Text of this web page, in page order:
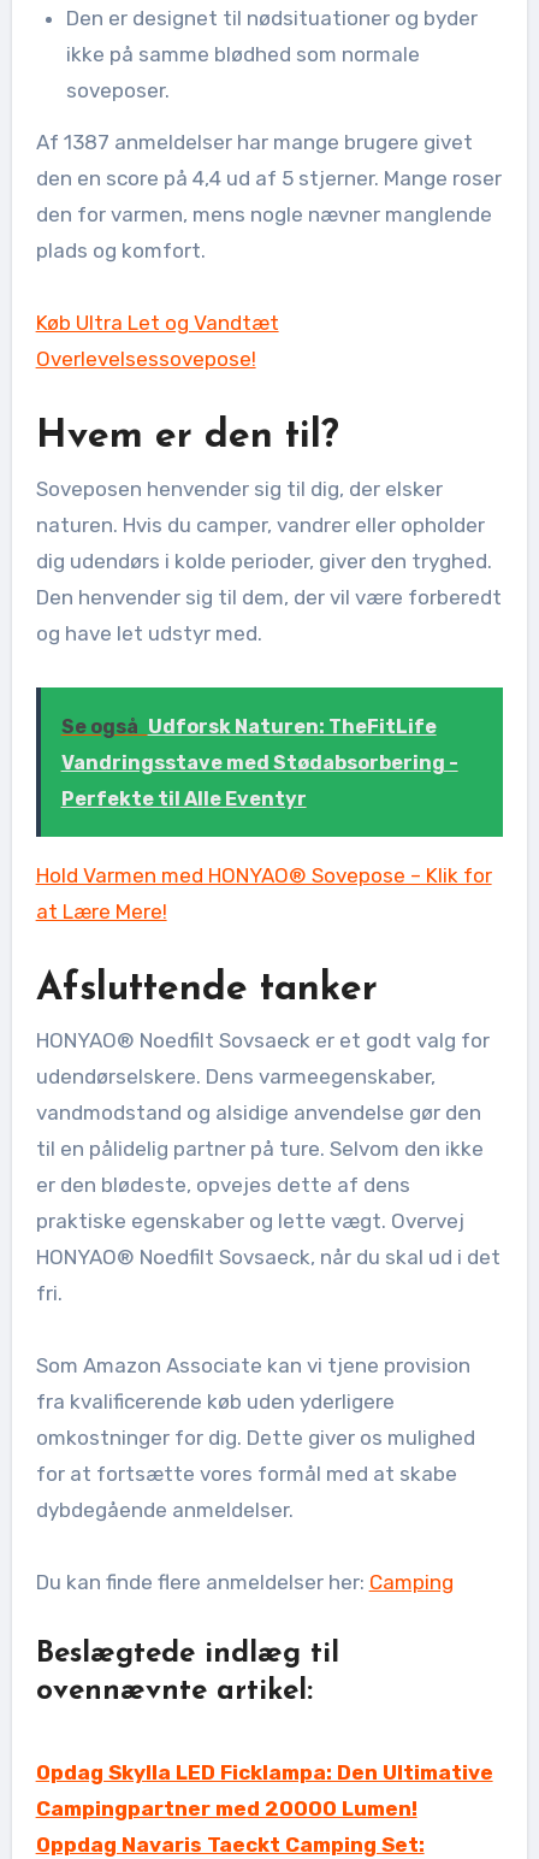
Den er designet til nødsituationer og byder
ikke på samme blødhed som normale
soveposer.
Af 1387 anmeldelser har mange brugere givet
den en score på 4,4 ud af 5 stjerner. Mange roser
den for varmen, mens nogle nævner manglende
plads og komfort.
Køb Ultra Let og Vandtæt
Overlevelsessovepose!
Hvem er den til?
Soveposen henvender sig til dig, der elsker
naturen. Hvis du camper, vandrer eller opholder
dig udendørs i kolde perioder, giver den tryghed.
Den henvender sig til dem, der vil være forberedt
og have let udstyr med.
Se også Udforsk Naturen: TheFitLife
Vandringsstave med Stødabsorbering -
Perfekte til Alle Eventyr
Hold Varmen med HONYAO® Sovepose – Klik for
at Lære Mere!
Afsluttende tanker
HONYAO® Noedfilt Sovsaeck er et godt valg for
udendørselskere. Dens varmeegenskaber,
vandmodstand og alsidige anvendelse gør den
til en pålidelig partner på ture. Selvom den ikke
er den blødeste, opvejes dette af dens
praktiske egenskaber og lette vægt. Overvej
HONYAO® Noedfilt Sovsaeck, når du skal ud i det
fri.
Som Amazon Associate kan vi tjene provision
fra kvalificerende køb uden yderligere
omkostninger for dig. Dette giver os mulighed
for at fortsætte vores formål med at skabe
dybdegående anmeldelser.
Du kan finde flere anmeldelser her: Camping
Beslægtede indlæg til
ovennævnte artikel:
Opdag Skylla LED Ficklampa: Den Ultimative
Campingpartner med 20000 Lumen!
Oppdag Navaris Taeckt Camping Set: